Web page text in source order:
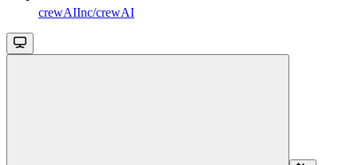
crewAIInc/crewAI